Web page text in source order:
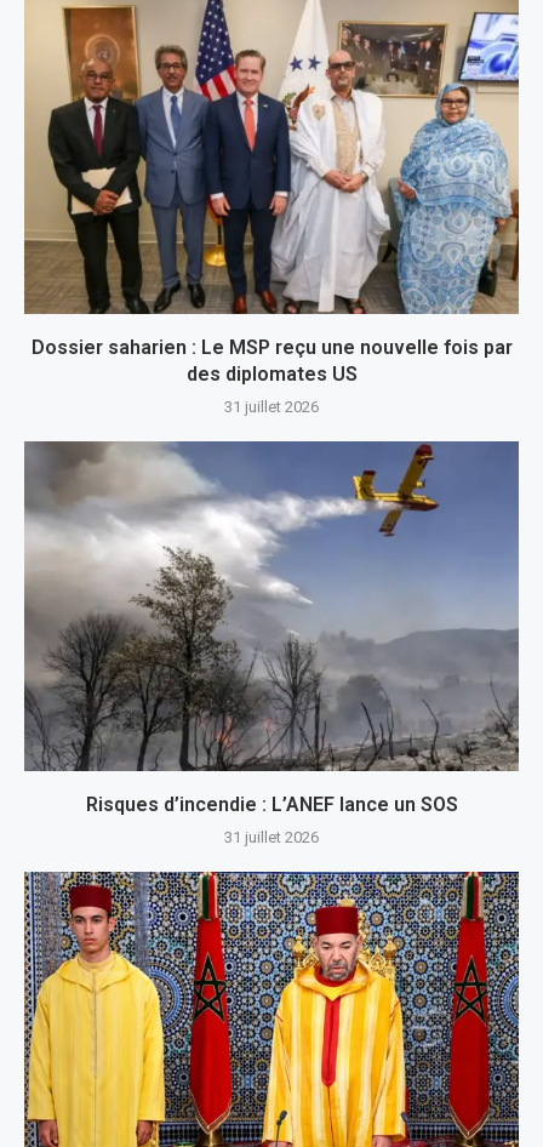
Dossier saharien : Le MSP reçu une nouvelle fois par
des diplomates US
31 juillet 2026
Risques d’incendie : L’ANEF lance un SOS
31 juillet 2026